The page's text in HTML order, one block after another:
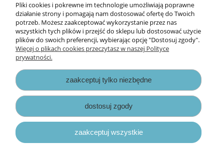
Informacje
Opłaty i koszty dostawy
Zapisy prawne
Pliki cookies i pokrewne im technologie umożliwiają poprawne
działanie strony i pomagają nam dostosować ofertę do Twoich
potrzeb. Możesz zaakceptować wykorzystanie przez nas
wszystkich tych plików i przejść do sklepu lub dostosować użycie
plików do swoich preferencji, wybierając opcję "Dostosuj zgody".
Więcej o plikach cookies przeczytasz w naszej Polityce
prywatności.
zaakceptuj tylko niezbędne
dostosuj zgody
zaakceptuj wszystkie